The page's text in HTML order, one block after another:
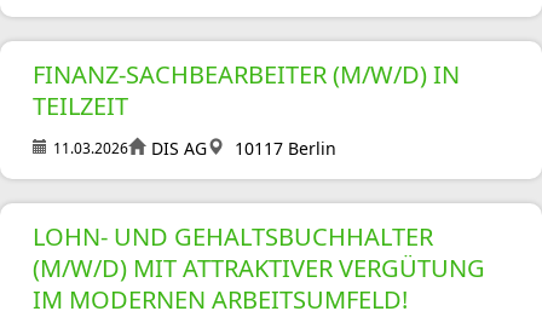
FINANZ-SACHBEARBEITER (M/W/D) IN
TEILZEIT
11.03.2026 DIS AG 10117 Berlin
LOHN- UND GEHALTSBUCHHALTER
(M/W/D) MIT ATTRAKTIVER VERGÜTUNG
IM MODERNEN ARBEITSUMFELD!